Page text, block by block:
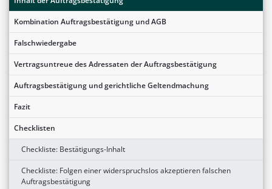
Kombination Auftragsbestätigung und AGB
Falschwiedergabe
Vertragsuntreue des Adressaten der Auftragsbestätigung
Auftragsbestätigung und gerichtliche Geltendmachung
Fazit
Checklisten
Checkliste: Bestätigungs-Inhalt
Checkliste: Folgen einer widerspruchslos akzeptieren falschen
Auftragsbestätigung